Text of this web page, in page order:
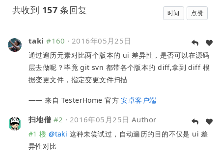
共收到 157条回复 时间 点赞
taki #160 ·2016年05月25日
通过遍历元素对比两个版本的 ui 差异性，是否可以在源码
层去做呢？毕竟 git svn 都带各个版本的 diff,拿到 diff 根
据变更文件，指定变更文件扫描
—— 来自 TesterHome 官方安卓客户端
扫地僧 #2 · 2016年05月25日 Author
#1 楼 @taki 这种未尝试过，自动遍历的目的不仅是 ui 差
异性对比